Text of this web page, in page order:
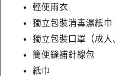
輕便雨衣
獨立包裝消毒濕紙巾
獨立包裝口罩（成人 、
簡便縫補針線包
紙巾